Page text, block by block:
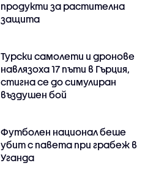
продукти за растителна
защита
Турски самолети и дронове
навлязоха 17 пъти в Гърция,
стигна се до симулиран
въздушен бой
Футболен национал беше
убит с павета при грабеж в
Уганда